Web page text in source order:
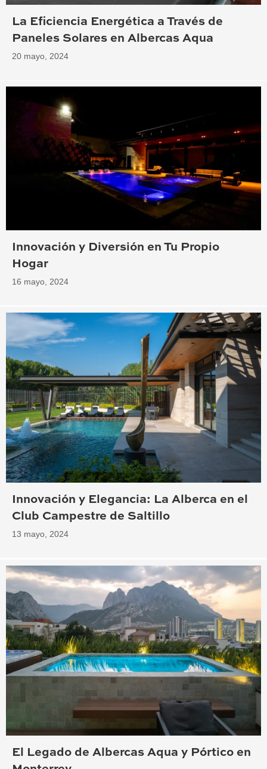
La Eficiencia Energética a Través de
Paneles Solares en Albercas Aqua
20 mayo, 2024
Innovación y Diversión en Tu Propio
Hogar
16 mayo, 2024
Innovación y Elegancia: La Alberca en el
Club Campestre de Saltillo
13 mayo, 2024
El Legado de Albercas Aqua y Pórtico en